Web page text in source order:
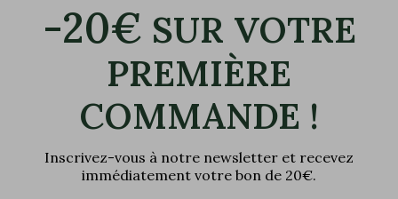
-20€ SUR VOTRE
PREMIÈRE
COMMANDE !
Inscrivez-vous à notre newsletter et recevez
immédiatement votre bon de 20€.